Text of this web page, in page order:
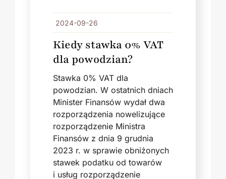
2024-09-26
Kiedy stawka 0% VAT
dla powodzian?
Stawka 0% VAT dla
powodzian. W ostatnich dniach
Minister Finansów wydał dwa
rozporządzenia nowelizujące
rozporządzenie Ministra
Finansów z dnia 9 grudnia
2023 r. w sprawie obniżonych
stawek podatku od towarów
i usług rozporządzenie